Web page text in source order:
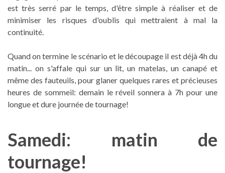
est très serré par le temps, d'être simple à réaliser et de
minimiser les risques d'oublis qui mettraient à mal la
continuité.
Quand on termine le scénario et le découpage il est déjà 4h du
matin... on s'affale qui sur un lit, un matelas, un canapé et
même des fauteuils, pour glaner quelques rares et précieuses
heures de sommeil: demain le réveil sonnera à 7h pour une
longue et dure journée de tournage!
Samedi: matin de
tournage!